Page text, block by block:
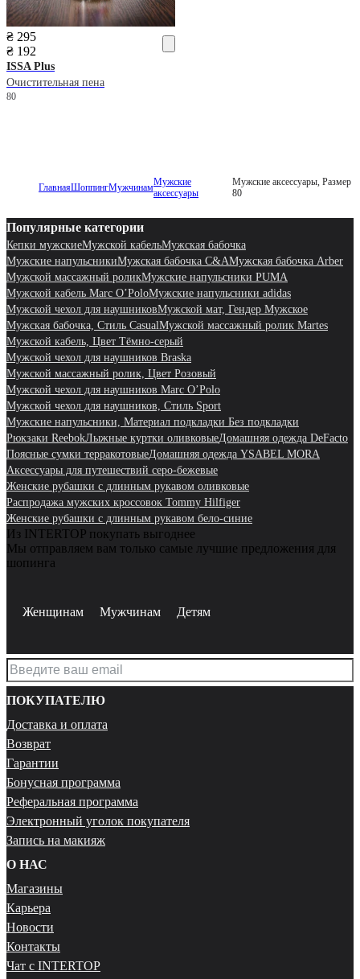
₴ 295
₴ 192
ISSA Plus
Очистительная пена
80
ГлавнаяШоппингМужчинамМужские
аксессуары
Мужские аксессуары, Размер
80
Популярные категории
Кепки мужскиеМужской кабельМужская бабочка
Мужские напульсникиМужская бабочка C&AМужская бабочка Arber
Мужской массажный роликМужские напульсники PUMA
Мужской кабель Marc O’PoloМужские напульсники adidas
Мужской чехол для наушниковМужской мат, Гендер Мужское
Мужская бабочка, Стиль CasualМужской массажный ролик Martes
Мужской кабель, Цвет Тёмно-серый
Мужской чехол для наушников Braska
Мужской массажный ролик, Цвет Розовый
Мужской чехол для наушников Marc O’Polo
Мужской чехол для наушников, Стиль Sport
Мужские напульсники, Материал подкладки Без подкладки
Рюкзаки ReebokЛыжные куртки оливковыеДомашняя одежда DeFacto
Поясные сумки терракотовыеДомашняя одежда YSABEL MORA
Аксессуары для путешествий серо-бежевые
Женские рубашки с длинным рукавом оливковые
Распродажа мужских кроссовок Tommy Hilfiger
Женские рубашки с длинным рукавом бело-синие
Из INTERTOP покупать выгоднее
Мы отправляем вам только самые лучшие предложения для
шопинга
Женщинам Мужчинам Детям
ПОКУПАТЕЛЮ
Доставка и оплата
Возврат
Гарантии
Бонусная программа
Реферальная программа
Электронный уголок покупателя
Запись на макияж
О НАС
Магазины
Карьера
Новости
Контакты
Чат с INTERTOP